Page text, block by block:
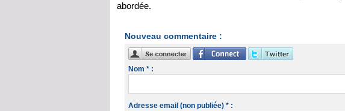
abordée.
Nouveau commentaire :
Nom * :
Adresse email (non publiée) * :